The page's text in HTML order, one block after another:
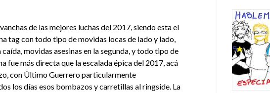
de las mejores luchas del 2017, siendo esta el
tag con todo tipo de movidas locas de lado y lado,
movidas asesinas en la segunda, y todo tipo de
fue más directa que la escalada épica del 2017, acá
con Último Guerrero particularmente
los días esos bombazos y carretillas al ringside. La